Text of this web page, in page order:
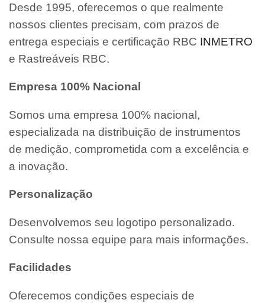
Desde 1995, oferecemos o que realmente
nossos clientes precisam, com prazos de
entrega especiais e certificação RBC INMETRO
e Rastreáveis RBC.
Empresa 100% Nacional
Somos uma empresa 100% nacional,
especializada na distribuição de instrumentos
de medição, comprometida com a excelência e
a inovação.
Personalização
Desenvolvemos seu logotipo personalizado.
Consulte nossa equipe para mais informações.
Facilidades
Oferecemos condições especiais de